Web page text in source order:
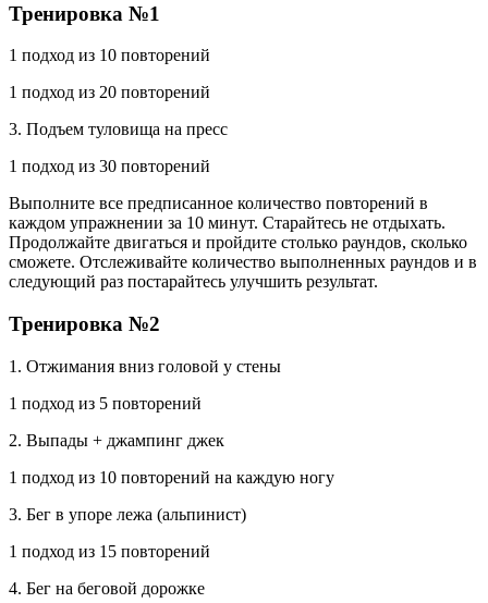
Тренировка №1
1 подход из 10 повторений
1 подход из 20 повторений
3. Подъем туловища на пресс
1 подход из 30 повторений
Выполните все предписанное количество повторений в
каждом упражнении за 10 минут. Старайтесь не отдыхать.
Продолжайте двигаться и пройдите столько раундов, сколько
сможете. Отслеживайте количество выполненных раундов и в
следующий раз постарайтесь улучшить результат.
Тренировка №2
1. Отжимания вниз головой у стены
1 подход из 5 повторений
2. Выпады + джампинг джек
1 подход из 10 повторений на каждую ногу
3. Бег в упоре лежа (альпинист)
1 подход из 15 повторений
4. Бег на беговой дорожке